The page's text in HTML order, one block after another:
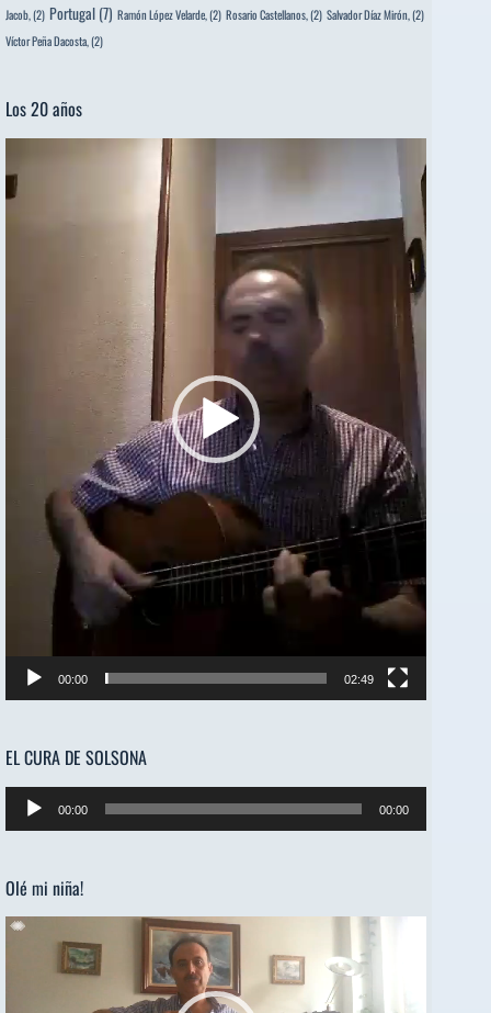
Jacob, (2) Portugal (7) Ramón López Velarde, (2) Rosario Castellanos, (2) Salvador Díaz Mirón, (2)
Víctor Peña Dacosta, (2)
Los 20 años
de
vídeo
00:00 02:49
EL CURA DE SOLSONA
Reproductor
de
00:00 00:00
Olé mi niña!
Reproductor